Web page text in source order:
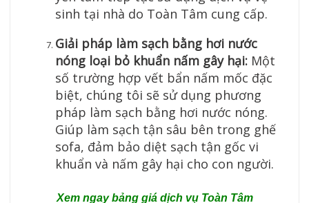
sinh tại nhà do Toàn Tâm cung cấp.
Giải pháp làm sạch bằng hơi nước
nóng loại bỏ khuẩn nấm gây hại: Một
số trường hợp vết bẩn nấm mốc đặc
biệt, chúng tôi sẽ sử dụng phương
pháp làm sạch bằng hơi nước nóng.
Giúp làm sạch tận sâu bên trong ghế
sofa, đảm bảo diệt sạch tận gốc vi
khuẩn và nấm gây hại cho con người.
Xem ngay bảng giá dịch vụ Toàn Tâm